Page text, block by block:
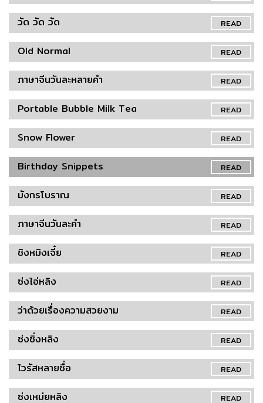
READ
วัด วัด วัด
READ
Old Normal
READ
ภาษาจีนวันละหลายคำ
READ
Portable Bubble Milk Tea
READ
Snow Flower
READ
Birthday Snippets
READ
มังกรโบราณ
READ
ภาษาจีนวันละคำ
READ
ชิงหมิงเจี๋ย
READ
ซ่งไอ่หลิง
READ
ว่าด้วยเรื่องความสวยงาม
READ
ซ่งชิ่งหลิง
READ
ไวรัสหลายชื่อ
READ
ซ่งเหม่ยหลิง